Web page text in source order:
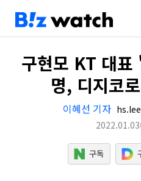
구현모 KT 대
명, 디지코
이혜선 기자
2022.01.03